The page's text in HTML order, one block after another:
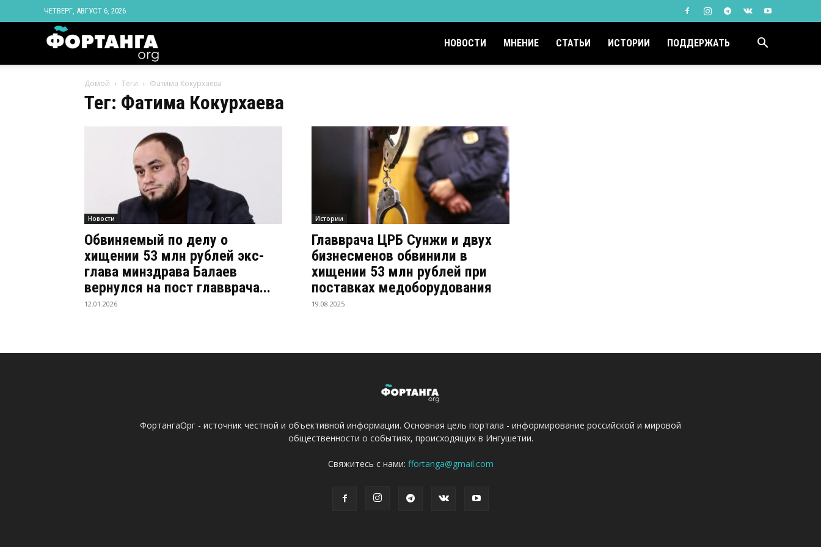
ЧЕТВЕРГ, АВГУСТ 6, 2026
Ингушетии
Фортанга
орг
НОВОСТИ МНЕНИЕ СТАТЬИ ИСТОРИИ ПОДДЕРЖАТЬ
Домой Теги Фатима Кокурхаева
Тег: Фатима Кокурхаева
Новости
Обвиняемый по делу о
хищении 53 млн рублей экс-
глава минздрава Балаев
вернулся на пост главврача...
12.01.2026
Истории
Главврача ЦРБ Сунжи и двух
бизнесменов обвинили в
хищении 53 млн рублей при
поставках медоборудования
19.08.2025
ФортангаОрг - источник честной и объективной информации. Основная цель портала - информирование российской и мировой
общественности о событиях, происходящих в Ингушетии.
Свяжитесь с нами: ffortanga@gmail.com